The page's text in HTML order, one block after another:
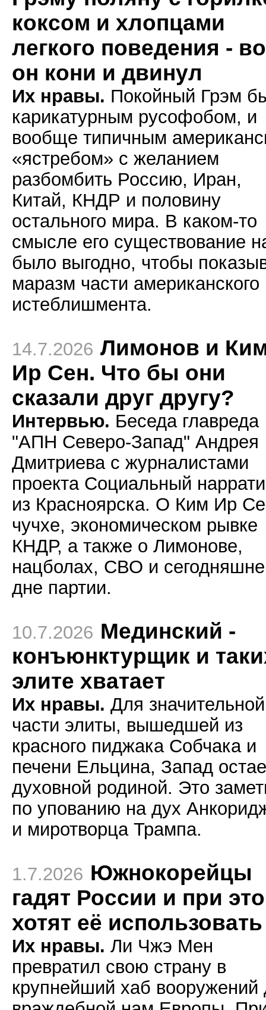
коксом и хлопцами
легкого поведения -
он кони и двинул
Их нравы. Покойный Грэм
карикатурным русофобом, и
вообще типичным
«ястребом» с желанием
разбомбить Россию, Иран,
Китай, КНДР и половину
остального мира. В каком-то
смысле его существование
было выгодно, чтобы
маразм части американского
истеблишмента.
14.7.2026 Лимонов и
Ир Сен. Что бы они
сказали друг другу?
Интервью. Беседа главреда
"АПН Северо-Запад" Андрея
Дмитриева с журналистами
проекта Социальный
из Красноярска. О Ким Ир
чучхе, экономическом рывке
КНДР, а также о Лимонове,
нацболах, СВО и
дне партии.
10.7.2026 Мединский -
конъюнктурщик и
элите хватает
Их нравы. Для значительной
части элиты, вышедшей из
красного пиджака Собчака и
печени Ельцина, Запад
духовной родиной. Это
по упованию на дух
и миротворца Трампа.
1.7.2026 Южнокорейцы
гадят России и при
хотят её использовать
Их нравы. Ли Чжэ Мен
превратил свою страну в
крупнейший хаб вооружений